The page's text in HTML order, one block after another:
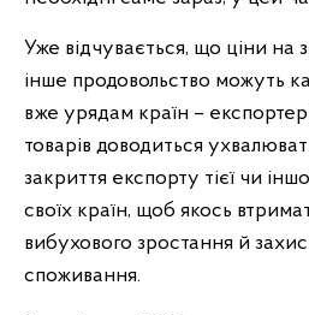
Уже відчувається, що ціни на
інше продовольство можуть
вже урядам країн –
товарів доводиться
закриття експорту тієї чи
своїх країн, щоб якось
вибухового зростання й
споживання.